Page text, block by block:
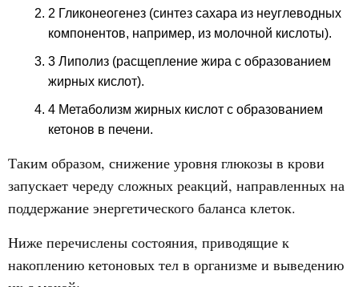
2 Гликонеогенез (синтез сахара из неуглеводных
компонентов, например, из молочной кислоты).
3 Липолиз (расщепление жира с образованием
жирных кислот).
4 Метаболизм жирных кислот с образованием
кетонов в печени.
Таким образом, снижение уровня глюкозы в крови
запускает череду сложных реакций, направленных на
поддержание энергетического баланса клеток.
Ниже перечислены состояния, приводящие к
накоплению кетоновых тел в организме и выведению